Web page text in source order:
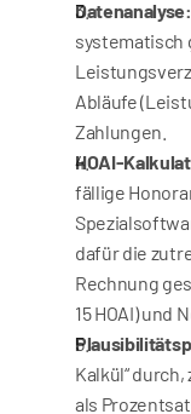
Datenanalyse:
systematisch
Abläufe
Zahlungen.
HOAI-
fällige
dafür die
Rechnung
15 HOAI) und
Kalkül“
als